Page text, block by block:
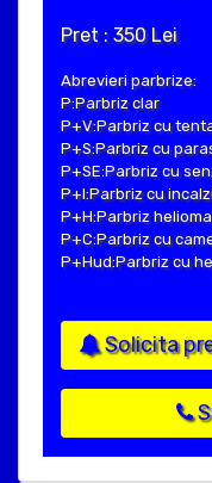
Pret : 350 Lei
Abrevieri parbrize:
P:Parbriz clar
P+V:Parbriz cu
P+S:Parbriz cu
P+SE:Parbriz cu
P+I:Parbriz cu
P+H:Parbriz
P+C:Parbriz cu
P+Hud:Parbriz cu
Solicita